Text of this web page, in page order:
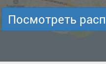
Посмотреть